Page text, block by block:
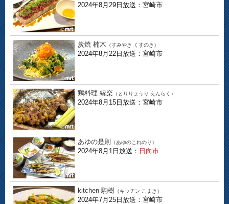
2024年8月29日放送：宮崎市
炭焼 楠木 （すみやき くすのき）
2024年8月22日放送：宮崎市
鶏料理 縁楽 （とりりょうり えんらく）
2024年8月15日放送：宮崎市
あゆの是則 （あゆのこれのり）
2024年8月1日放送： 日向市
kitchen 駒樹 （キッチン こまき）
2024年7月25日放送：宮崎市